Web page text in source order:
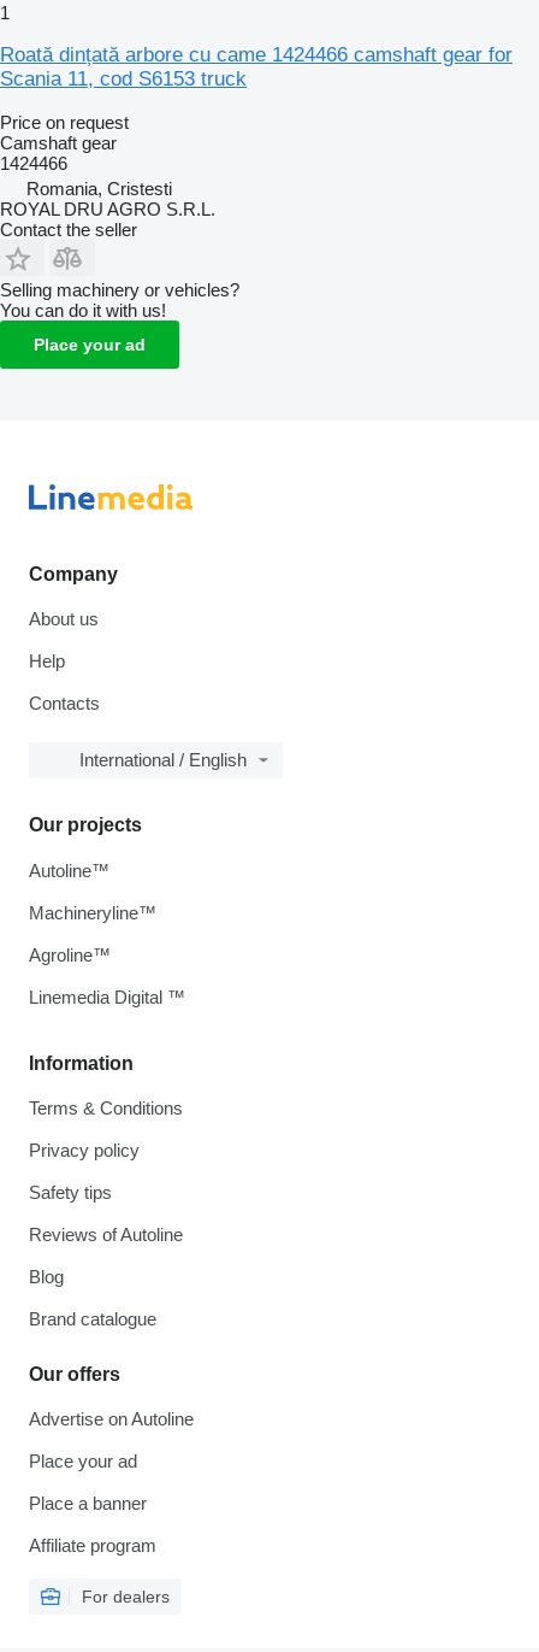
1
Roată dințată arbore cu came 1424466 camshaft gear for
Scania 11, cod S6153 truck
Price on request
Camshaft gear
1424466
Romania, Cristesti
ROYAL DRU AGRO S.R.L.
Contact the seller
Selling machinery or vehicles?
You can do it with us!
Place your ad
Company
About us
Help
Contacts
International / English
Information
Terms & Conditions
Privacy policy
Safety tips
Reviews of Autoline
Blog
Brand catalogue
Our offers
Advertise on Autoline
Place your ad
Place a banner
Affiliate program
For dealers
Our projects
Autoline™
Machineryline™
Agroline™
Linemedia Digital ™